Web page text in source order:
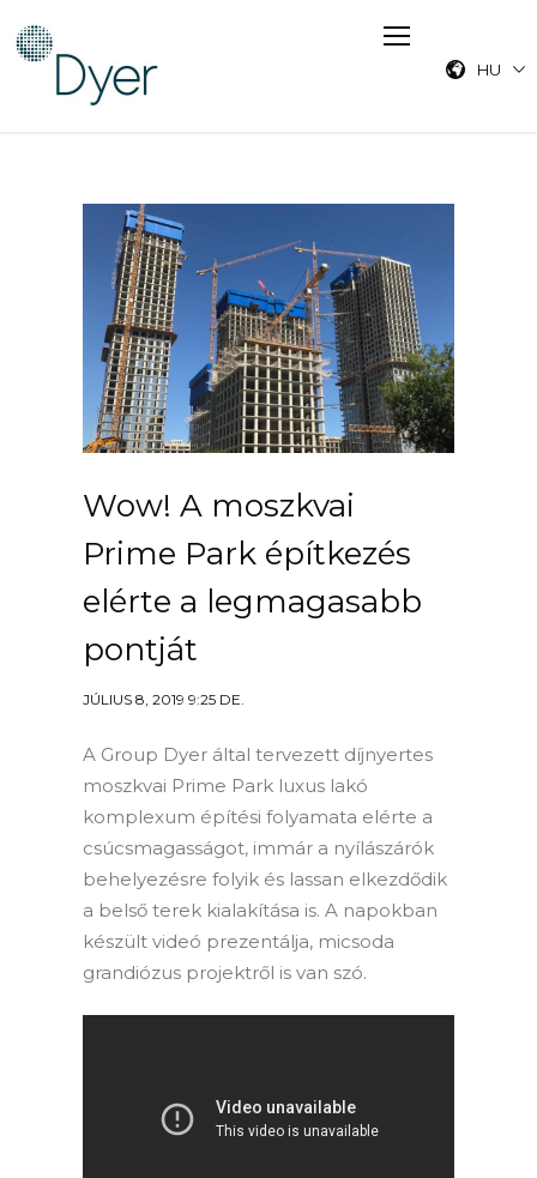
HU
Wow! A moszkvai
Prime Park építkezés
elérte a legmagasabb
pontját
JÚLIUS 8, 2019 9:25 DE.
A Group Dyer által tervezett díjnyertes
moszkvai Prime Park luxus lakó
komplexum építési folyamata elérte a
csúcsmagasságot, immár a nyílászárók
behelyezésre folyik és lassan elkezdődik
a belső terek kialakítása is. A napokban
készült videó prezentálja, micsoda
grandiózus projektről is van szó.